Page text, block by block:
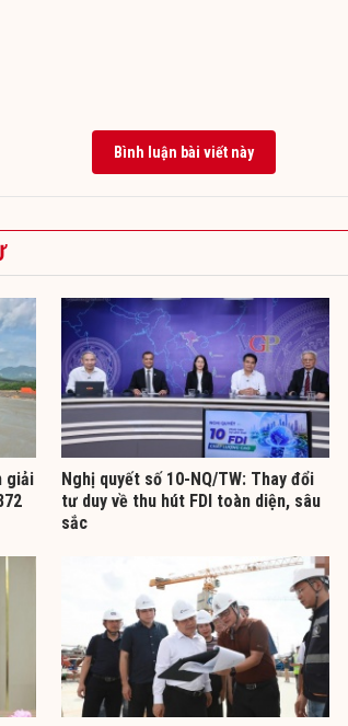
Bình luận bài viết này
giải
Nghị quyết số 10-NQ/TW: Thay đổi
tư duy về thu hút FDI toàn diện, sâu
sắc